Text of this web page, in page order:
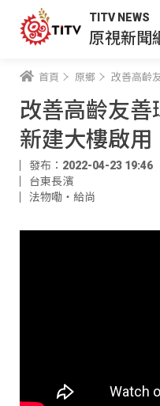
TITV NEWS
原視新聞
首頁 原鄉 改善高齡
改善高齡友
新建大樓啟用
發布：2022-04-23 19:46
台東長濱
法物嘞‧給尚